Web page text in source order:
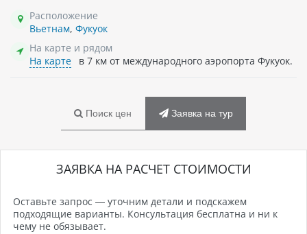
Расположение
Вьетнам, Фукуок
На карте и рядом
На карте
в 7 км от международного аэропорта Фукуок.
Поиск цен Заявка на тур
ЗАЯВКА НА РАСЧЕТ СТОИМОСТИ
Оставьте запрос — уточним детали и подскажем
подходящие варианты. Консультация бесплатна и ни к
чему не обязывает.